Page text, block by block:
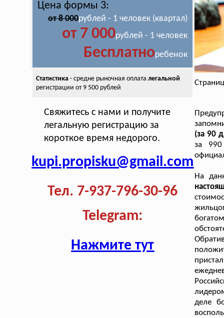
Цена формы 3:
от 8 000рублей - 1 человек (квартал)
от 7 000рублей - 1 человек
Бесплатноребенок
Статистика- средне рыночная оплата легальной
регистрации от 9 500 рублей
Свяжитесь с нами и получите
легальную регистрацию за
короткое время недорого.
kupi.propisku@gmail.com
Тел. 7-937-796-30-96
Telegram:
Нажмите тут
(за 90
за 990
На
деле